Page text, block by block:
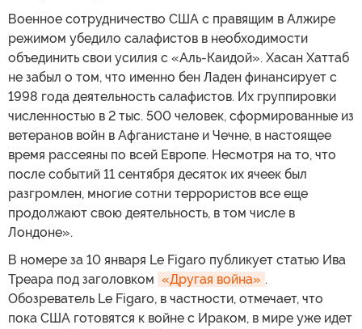
Военное сотрудничество США с правящим в Алжире
режимом убедило салафистов в необходимости
объединить свои усилия с «Аль-Каидой». Хасан Хаттаб
не забыл о том, что именно бен Ладен финансирует с
1998 года деятельность салафистов. Их группировки
численностью в 2 тыс. 500 человек, сформированные из
ветеранов войн в Афганистане и Чечне, в настоящее
время рассеяны по всей Европе. Несмотря на то, что
после событий 11 сентября десяток их ячеек был
разгромлен, многие сотни террористов все еще
продолжают свою деятельность, в том числе в
Лондоне».
В номере за 10 января Le Figaro публикует статью Ива
Треара под заголовком «Другая война» .
Обозреватель Le Figaro, в частности, отмечает, что
пока США готовятся к войне с Ираком, в мире уже идет